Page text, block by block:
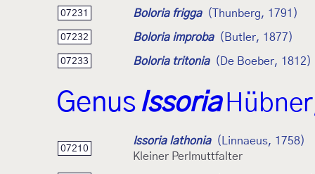
07231 Boloria frigga (Thunberg, 1791)
07232 Boloria improba (Butler, 1877)
07233 Boloria tritonia (De Boeber, 1812)
Genus Issoria
07210
Issoria lathonia
(Linnaeus, 1758)
Kleiner Perlmuttfalter